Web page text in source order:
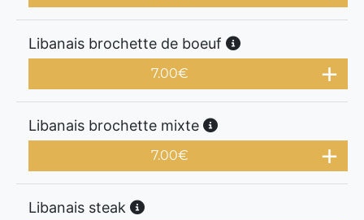
Libanais brochette de boeuf
7.00€
Libanais brochette mixte
7.00€
Libanais steak